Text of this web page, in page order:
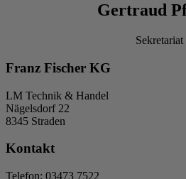
Gertraud
Sekretariat
Franz Fischer KG
LM Technik & Handel
Nägelsdorf 22
8345 Straden
Kontakt
Telefon: 03473 7522